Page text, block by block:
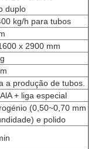
duplo
kg/h para tubos
x 2900 mm
a produção de tubos.
+ liga especial
(0,50~0,70 mm
e polido